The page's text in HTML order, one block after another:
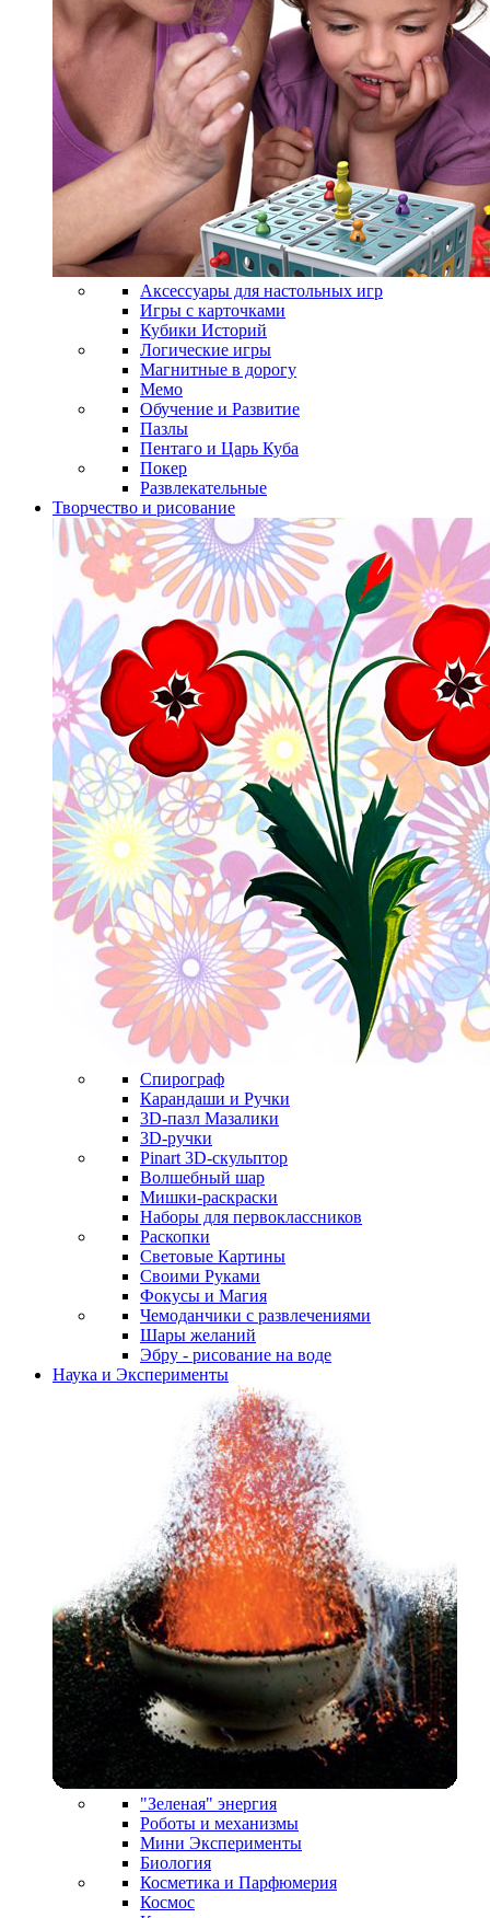
Аксессуары для настольных игр
Игры с карточками
Кубики Историй
Логические игры
Магнитные в дорогу
Мемо
Обучение и Развитие
Пазлы
Пентаго и Царь Куба
Покер
Развлекательные
Творчество и рисование
Спирограф
Карандаши и Ручки
3D-пазл Мазалики
3D-ручки
Pinart 3D-скульптор
Волшебный шар
Мишки-раскраски
Наборы для первоклассников
Раскопки
Световые Картины
Своими Руками
Фокусы и Магия
Чемоданчики с развлечениями
Шары желаний
Эбру - рисование на воде
Наука и Эксперименты
"Зеленая" энергия
Роботы и механизмы
Мини Эксперименты
Биология
Косметика и Парфюмерия
Космос